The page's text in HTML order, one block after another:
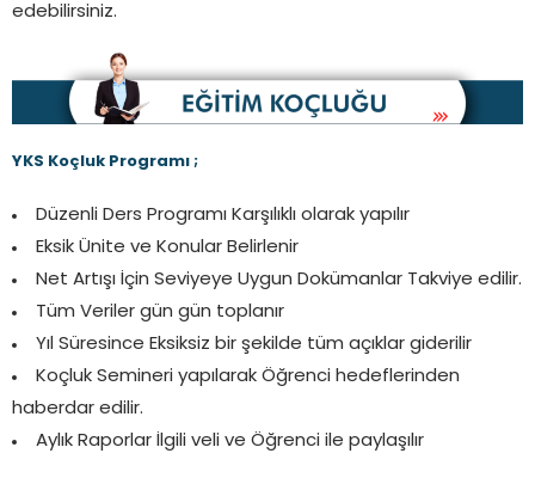
edebilirsiniz.
YKS Koçluk Programı ;
Düzenli Ders Programı Karşılıklı olarak yapılır
Eksik Ünite ve Konular Belirlenir
Net Artışı İçin Seviyeye Uygun Dokümanlar Takviye edilir.
Tüm Veriler gün gün toplanır
Yıl Süresince Eksiksiz bir şekilde tüm açıklar giderilir
Koçluk Semineri yapılarak Öğrenci hedeflerinden
haberdar edilir.
Aylık Raporlar İlgili veli ve Öğrenci ile paylaşılır